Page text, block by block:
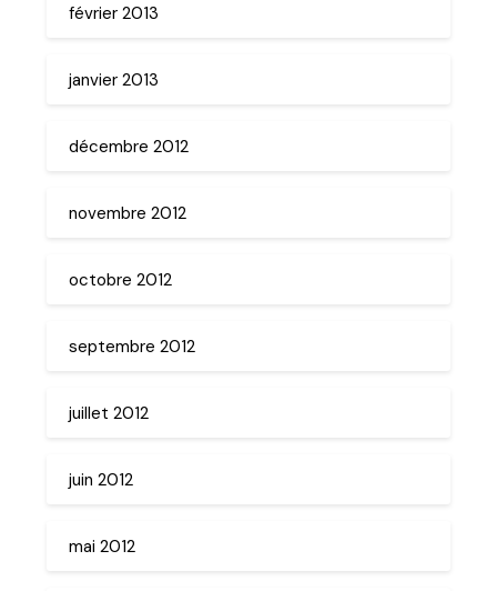
février 2013
janvier 2013
décembre 2012
novembre 2012
octobre 2012
septembre 2012
juillet 2012
juin 2012
mai 2012